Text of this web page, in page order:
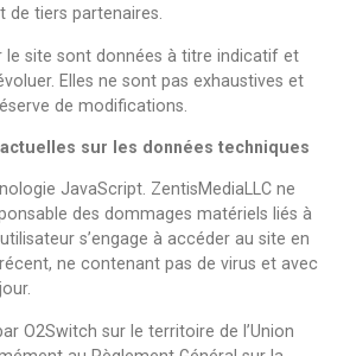
tiers partenaires.
le site sont données à titre indicatif et
Elles ne sont pas exhaustives et
de modifications.
sur les données techniques
JavaScript. ZentisMediaLLC ne
des dommages matériels liés à
s’engage à accéder au site en
ne contenant pas de virus et avec
O2Switch sur le territoire de l’Union